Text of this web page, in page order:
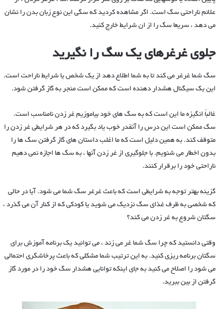
علائم ناراحتی سگ است. اگر مشاهده کردید که سگی این نوع زبان بدن را نشان
می دهد ، سریعا سگ را از ان شرایط خارج کنید.
جلوی غرغرهای یک سگ را نگیرید
سگ شما غرغر می کند تا به شما اطلاع دهد از یک شخص یا شرایط ناراحت است.
این یک سیگنال هشدار دهنده است که ممکن است منجر به گاز گرفتن شود.
غالباً انگیزه ما این است که به سگ های خود بیاموزیم غر زدن نامناسب است.
سگ ممکن است این درس را آنقدر خوب یاد بگیرد که در هر شرایطی غر زدن را
متوقف کند. به همین دلیل است که ما اغلب داستان های گاز گرفتن سگ ها را
بدون اخطار می شنویم. با جلوگیری از غر زدن آنها ، به سگ ها اجازه نمی دهیم
ناراحتی خود را برقرار کنند.
گزینه بهتر توجه به شرایطی است که باعث غرغر سگ شما می شود. آیا در حالی
که شخصی به ظرف غذای سگ نزدیک می شوید یا کودکی که از کنار آن می گذرد ،
سگتان شروع به غر زدن می کند؟
وقتی دانستید که چرا سگ شما غر می زند ، می توانید یک برنامه آموزش برای
سگتان برنامه ریزی کنید. به این ترتیب شما مشکلی که باعث پرخاشگری احتمالی
می شود را اصلاح می کنید به جای اینکه توانایی هشدار سگ خود را در مورد گاز
گرفتن از بین ببرید.